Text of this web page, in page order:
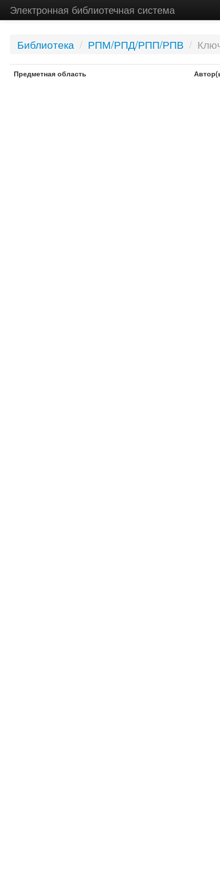
Электронная библиотечная система
Библиотека / РПМ/РПД/РПП/РПВ /
Предметная область